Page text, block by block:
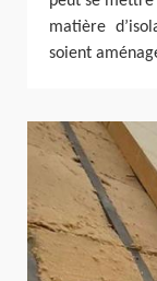
matière
soient